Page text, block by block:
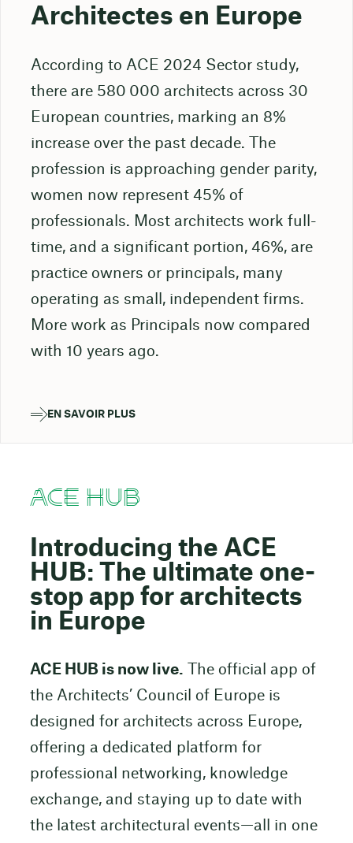
Architectes en Europe
According to ACE 2024 Sector study,
there are 580 000 architects across 30
European countries, marking an 8%
increase over the past decade. The
profession is approaching gender parity,
women now represent 45% of
professionals. Most architects work full-
time, and a significant portion, 46%, are
practice owners or principals, many
operating as small, independent firms.
More work as Principals now compared
with 10 years ago.
EN SAVOIR PLUS
ACE HUB
Introducing the ACE
HUB: The ultimate one-
stop app for architects
in Europe
ACE HUB is now live. The official app of
the Architects’ Council of Europe is
designed for architects across Europe,
offering a dedicated platform for
professional networking, knowledge
exchange, and staying up to date with
the latest architectural events—all in one